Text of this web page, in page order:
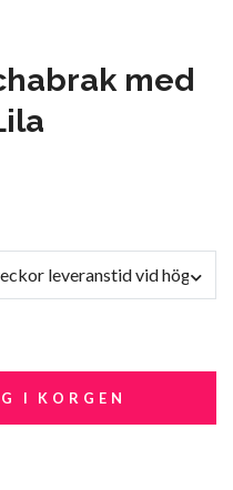
med
leveranstid vid högt
I KORGEN